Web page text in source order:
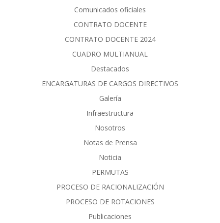
Comunicados oficiales
CONTRATO DOCENTE
CONTRATO DOCENTE 2024
CUADRO MULTIANUAL
Destacados
ENCARGATURAS DE CARGOS DIRECTIVOS
Galería
Infraestructura
Nosotros
Notas de Prensa
Noticia
PERMUTAS
PROCESO DE RACIONALIZACIÓN
PROCESO DE ROTACIONES
Publicaciones